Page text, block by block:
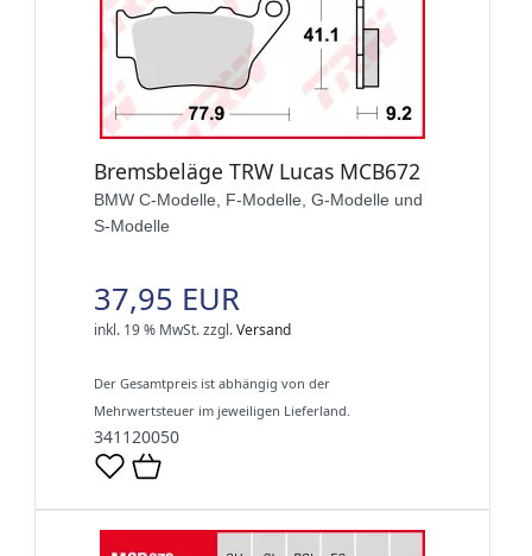
Bremsbeläge TRW Lucas MCB672
BMW C-Modelle, F-Modelle, G-Modelle und
S-Modelle
37,95 EUR
inkl. 19 % MwSt.zzgl.Versand
Der Gesamtpreis ist abhängig von der
Mehrwertsteuer im jeweiligen Lieferland.
341120050